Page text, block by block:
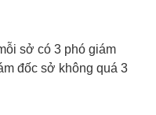
sở có 3 phó giám
đốc sở không quá 3